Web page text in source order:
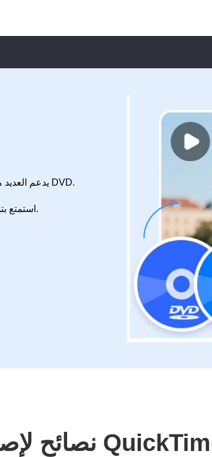
يدعم العديد من مقاطع الفيديو والصوت الرقمية، وأقراص بلو راي، وأقراص DVD.
استمتع بتشغيل مقاطع الفيديو بسلاسة وبجودة عالية دون فقدان للجودة.